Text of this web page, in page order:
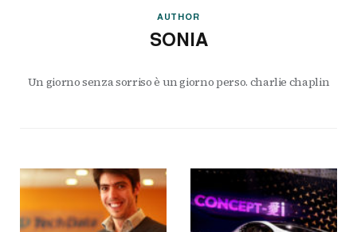
AUTHOR
SONIA
Un giorno senza sorriso è un giorno perso. charlie chaplin